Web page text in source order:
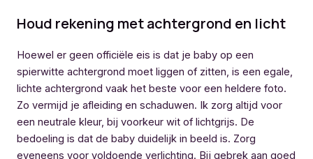
Houd rekening met achtergrond en licht
Hoewel er geen officiële eis is dat je baby op een
spierwitte achtergrond moet liggen of zitten, is een egale,
lichte achtergrond vaak het beste voor een heldere foto.
Zo vermijd je afleiding en schaduwen. Ik zorg altijd voor
een neutrale kleur, bij voorkeur wit of lichtgrijs. De
bedoeling is dat de baby duidelijk in beeld is. Zorg
eveneens voor voldoende verlichting. Bij gebrek aan goed